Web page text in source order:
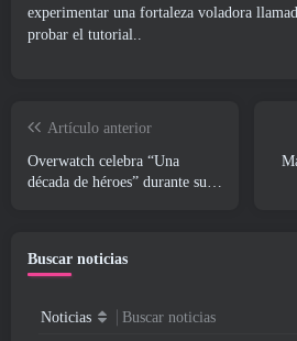
experimentar una fortaleza voladora
probar el tutorial..
Artículo anterior
Overwatch celebra “Una
década de héroes” durante su
Buscar noticias
Noticias Buscar noticias